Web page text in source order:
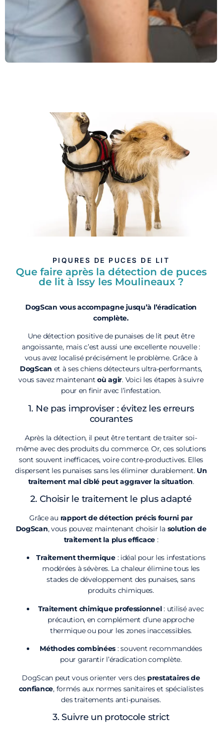
PIQURES DE PUCES DE LIT
Que faire après la détection de puces
de lit à Issy les Moulineaux ?
DogScan vous accompagne jusqu’à l’éradication
complète.
Une détection positive de punaises de lit peut être
angoissante, mais c’est aussi une excellente nouvelle :
vous avez localisé précisément le problème. Grâce à
DogScan et à ses chiens détecteurs ultra-performants,
vous savez maintenantoù agir. Voici les étapes à suivre
pour en finir avec l’infestation.
1. Ne pas improviser : évitez les erreurs
courantes
Après la détection, il peut être tentant de traiter soi-
même avec des produits du commerce. Or, ces solutions
sont souvent inefficaces, voire contre-productives. Elles
dispersent les punaises sans les éliminer durablement. Un
traitement mal ciblé peut aggraver la situation.
2. Choisir le traitement le plus adapté
Grâce au rapport de détection précis fourni par
DogScan, vous pouvez maintenant choisir la solution de
traitement la plus efficace :
Traitement thermique: idéal pour les infestations
modérées à sévères. La chaleur élimine tous les
stades de développement des punaises, sans
produits chimiques.
Traitement chimique professionnel: utilisé avec
précaution, en complément d’une approche
thermique ou pour les zones inaccessibles.
Méthodes combinées : souvent recommandées
pour garantir l’éradication complète.
DogScan peut vous orienter vers des prestataires de
confiance, formés aux normes sanitaires et spécialistes
des traitements anti-punaises.
3. Suivre un protocole strict